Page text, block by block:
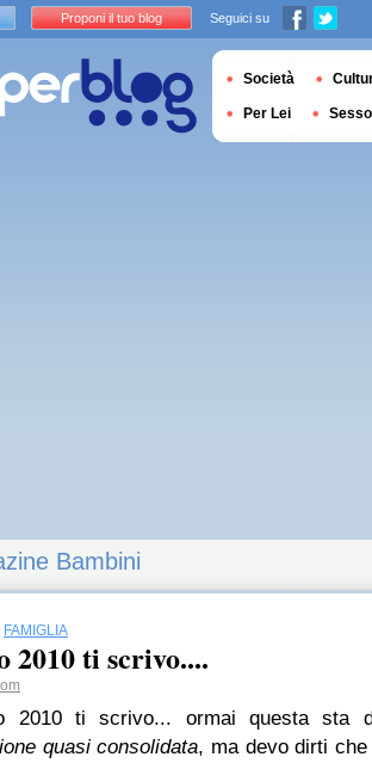
Bambini
FAMIGLIA
2010 ti scrivo....
2010 ti scrivo... ormai questa sta
quasi consolidata, ma devo dirti
Proponi il tuo blog Seguici su
Società
Per Lei Sesso